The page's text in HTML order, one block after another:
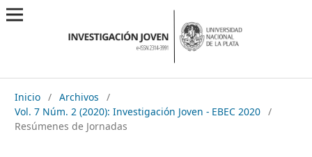
Inicio / Archivos
/
Vol. 7 Núm. 2 (2020): Investigación Joven - EBEC 2020 /
Resúmenes de Jornadas